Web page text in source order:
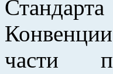
части